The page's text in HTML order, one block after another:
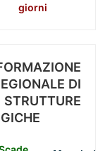
giorni
DI